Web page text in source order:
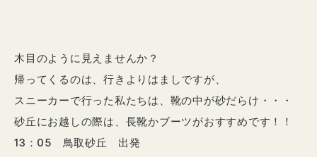
木目のように見えませんか？
帰ってくるのは、行きよりはましですが、
スニーカーで行った私たちは、靴の中が砂だらけ・・・
砂丘にお越しの際は、長靴かブーツがおすすめです！！
13：05 鳥取砂丘 出発